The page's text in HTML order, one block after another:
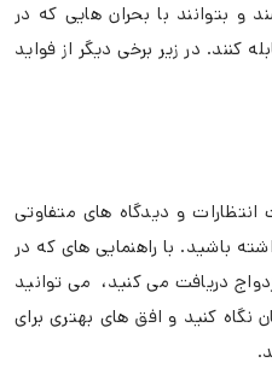
و بتوانند با بحران هایی که در
کنند. در زیر برخی دیگر از فواید
و دیدگاه های متفاوتی
باشید. با راهنمایی های که در
دریافت می کنید، می توانید
نگاه کنید و افق های بهتری برای